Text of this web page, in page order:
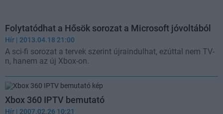
Folytatódhat a Hősök sorozat a Microsoft jóvoltából
Hír | 2013.04.18 21:00
A sci-fi sorozat a tervek szerint újraindulhat, ezúttal nem TV-
n, hanem az új Xbox-on.
Xbox 360 IPTV bemutató
Hír | 2007.02.26 10:21